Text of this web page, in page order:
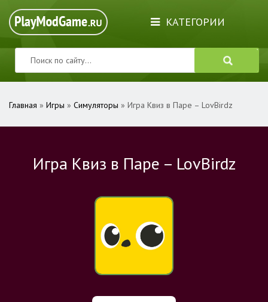
КАТЕГОРИИ
Главная » Игры » Симуляторы » Игра Квиз в Паре – LovBirdz
Игра Квиз в Паре – LovBirdz